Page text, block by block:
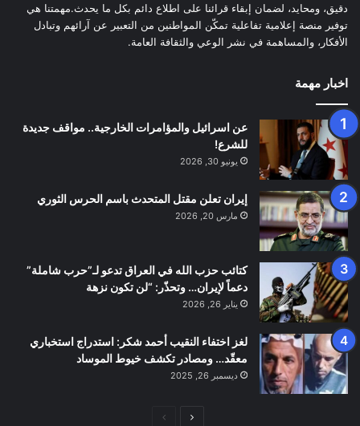
دقيق، ومحايد، لضمان إبقاء قرائنا على اطلاع دائم بكل ما يحدث.مهمتنا هي
توفير منصة إعلامية تفاعلية تمكّن المواطنين من التعبير عن آرائهم وتبادل
الأفكار، والمساهمة في نشر الوعي والثقافة العامة.
اخبار مهمة
عن اسرائيل والمؤامرات الخارجية.. مواقف جديدة
للشرع!
يونيو 30, 2026
إيران تعلن مقتل المتحدث باسم الحرس الثوري
مارس 20, 2026
كتائب حزب الله في العراق تدعو لـ”حرب شاملة”
دعماً لإيران… وتحذّر: “لن تكون نزهة
يناير 26, 2026
لغز اختفاء النقيب أحمد شكر: استدراج استخباري
معقّد… ومصادر تكشف خيوط الموساد
ديسمبر 26, 2025
الصفحة